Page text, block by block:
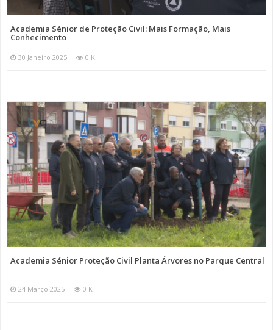
Academia Sénior de Proteção Civil: Mais Formação, Mais
Conhecimento
30 Janeiro 2025 0 K
Academia Sénior Proteção Civil Planta Árvores no Parque Central
24 Março 2025 0 K